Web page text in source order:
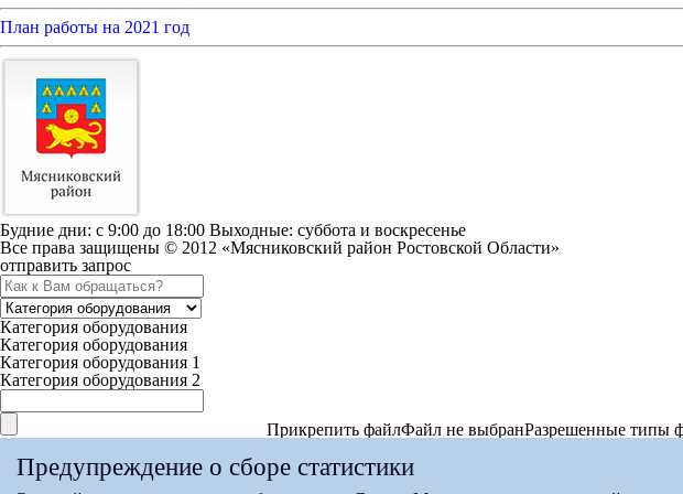
План работы на 2021 год
Будние дни: c 9:00 до 18:00 Выходные: суббота и воскресенье
Все права защищены © 2012 «Мясниковский район Ростовской Области»
отправить запрос
Категория оборудования
Категория оборудования
Категория оборудования 1
Категория оборудования 2
Прикрепить файлФайл не выбранРазрешенные типы
Согласен с условиямиПолитики конфиденциальности
Предупреждение о сборе статистики